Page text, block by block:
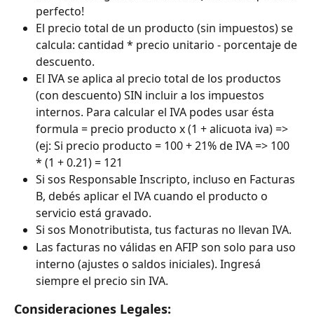
perfecto!
El precio total de un producto (sin impuestos) se
calcula: cantidad * precio unitario - porcentaje de
descuento.
El IVA se aplica al precio total de los productos
(con descuento) SIN incluir a los impuestos
internos. Para calcular el IVA podes usar ésta
formula = precio producto x (1 + alicuota iva) =>
(ej: Si precio producto = 100 + 21% de IVA => 100
* (1 + 0.21) = 121
Si sos Responsable Inscripto, incluso en Facturas
B, debés aplicar el IVA cuando el producto o
servicio está gravado.
Si sos Monotributista, tus facturas no llevan IVA.
Las facturas no válidas en AFIP son solo para uso
interno (ajustes o saldos iniciales). Ingresá
siempre el precio sin IVA.
Consideraciones Legales: